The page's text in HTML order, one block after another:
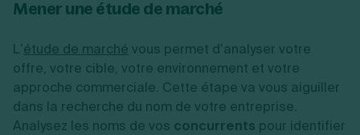
Mener une étude de marché
L’étude de marché vous permet d’analyser votre
offre, votre cible, votre environnement et votre
approche commerciale. Cette étape va vous aiguiller
dans la recherche du nom de votre entreprise.
Analysez les noms de vos concurrents pour identifier